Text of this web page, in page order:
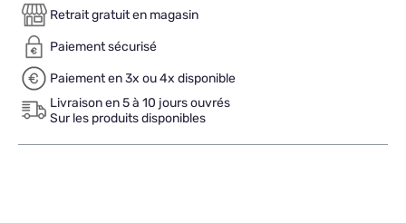
Retrait gratuit en magasin
Paiement sécurisé
Paiement en 3x ou 4x disponible
Livraison en 5 à 10 jours ouvrés
Sur les produits disponibles